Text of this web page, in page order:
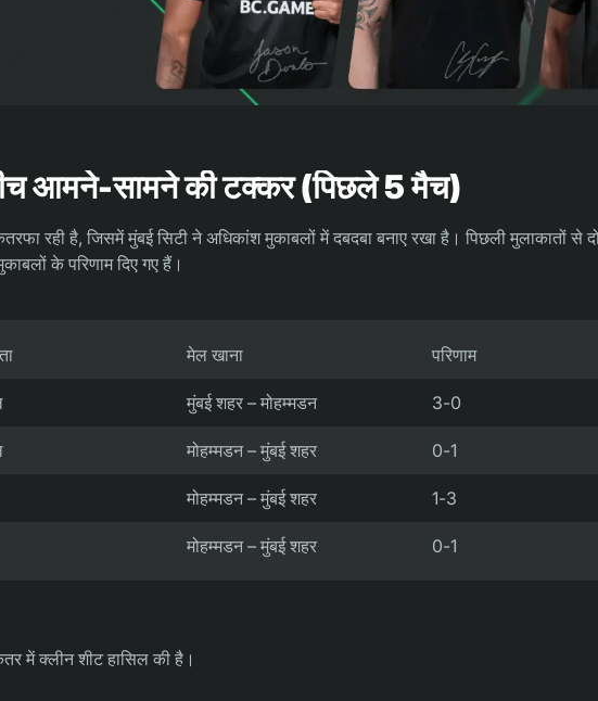
आमने-सामने की टक्कर (पिछले 5 मैच)
रही है, जिसमें मुंबई सिटी ने अधिकांश मुकाबलों में दबदबा बनाए रखा है। पिछली मुलाकातों से
के परिणाम दिए गए हैं।
मेल खाना परिणाम
मुंबई शहर – मोहम्मडन 3-0
मोहम्मडन – मुंबई शहर 0-1
मोहम्मडन – मुंबई शहर 1-3
मोहम्मडन – मुंबई शहर 0-1
में क्लीन शीट हासिल की है।